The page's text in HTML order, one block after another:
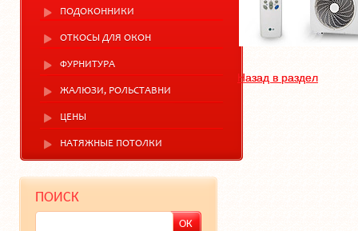
ПОДОКОННИКИ
ОТКОСЫ ДЛЯ ОКОН
ФУРНИТУРА
ЖАЛЮЗИ, РОЛЬСТАВНИ
ЦЕНЫ
НАТЯЖНЫЕ ПОТОЛКИ
ПОИСК
Назад в раздел